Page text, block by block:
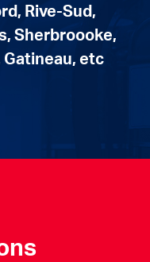
Rive-Sud,
Sherbroooke,
etc